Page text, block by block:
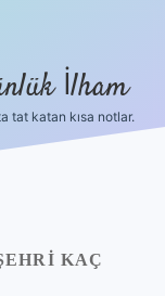
İlham
tat katan kısa notlar.
KAÇ